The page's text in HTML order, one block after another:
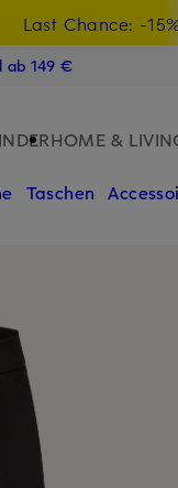
Last Chance: -
15€-
ab 149 €
HOME &
Taschen